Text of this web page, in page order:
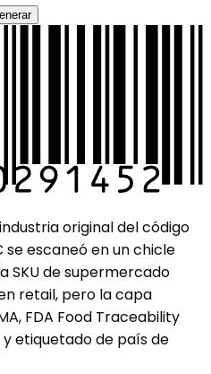
original del código
escaneó en un chicle
SKU de supermercado
retail, pero la capa
FDA Food Traceability
etiquetado de país de